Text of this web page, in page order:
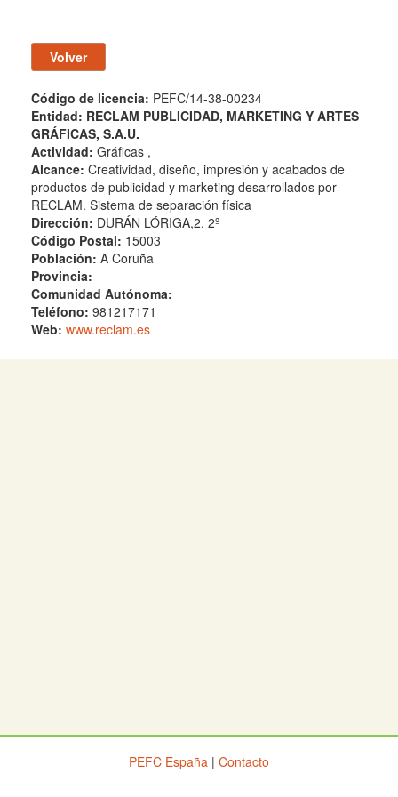
Código de licencia: PEFC/14-38-00234
Entidad: RECLAM PUBLICIDAD, MARKETING Y ARTES
GRÁFICAS, S.A.U.
Actividad: Gráficas ,
Alcance: Creatividad, diseño, impresión y acabados de
productos de publicidad y marketing desarrollados por
RECLAM. Sistema de separación física
Dirección: DURÁN LÓRIGA,2, 2º
Código Postal: 15003
Población: A Coruña
Provincia:
Comunidad Autónoma:
Teléfono: 981217171
Web: www.reclam.es
PEFC España | Contacto